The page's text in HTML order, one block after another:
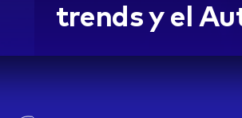
trends y el